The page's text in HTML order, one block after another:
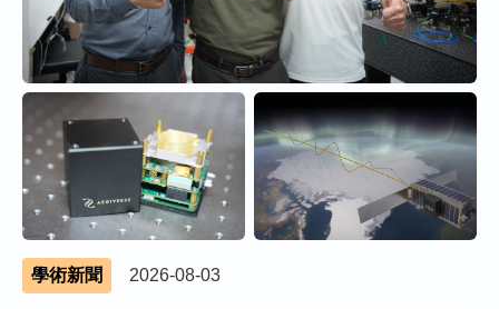
學術新聞 2026-08-03